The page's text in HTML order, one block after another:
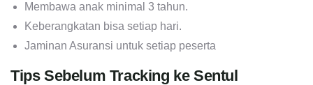
Membawa anak minimal 3 tahun.
Keberangkatan bisa setiap hari.
Jaminan Asuransi untuk setiap peserta
Tips Sebelum Tracking ke Sentul